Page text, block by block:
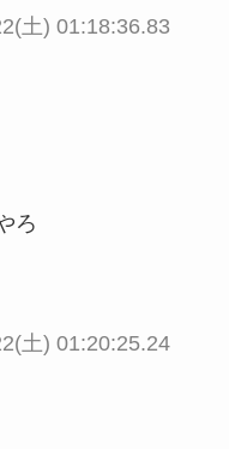
土) 01:18:36.83
ろ
土) 01:20:25.24